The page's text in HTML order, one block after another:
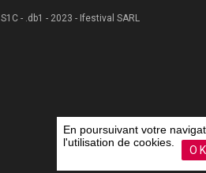
S1C - .db1 - 2023 - Ifestival SARL
En poursuivant votre
l'utilisation de cookies.
OK